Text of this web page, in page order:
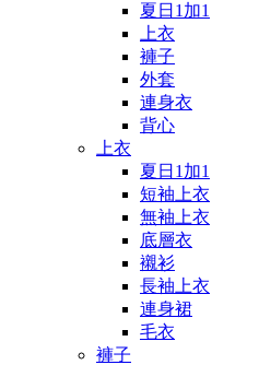
夏日1加1
上衣
褲子
外套
連身衣
背心
上衣
夏日1加1
短袖上衣
無袖上衣
底層衣
襯衫
長袖上衣
連身裙
毛衣
褲子